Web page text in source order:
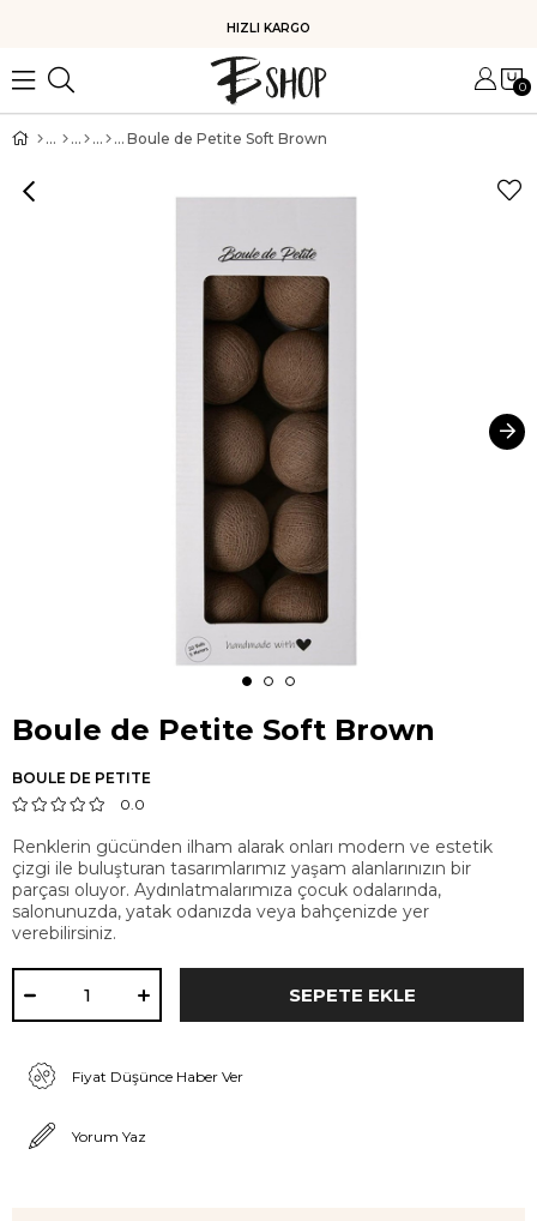
HIZLI KARGO
0
Boule de Petite Soft Brown
Boule de Petite Soft Brown
BOULE DE PETITE
0.0
Renklerin gücünden ilham alarak onları modern ve estetik
çizgi ile buluşturan tasarımlarımız yaşam alanlarınızın bir
parçası oluyor. Aydınlatmalarımıza çocuk odalarında,
salonunuzda, yatak odanızda veya bahçenizde yer
verebilirsiniz.
Fiyat Düşünce Haber Ver
Yorum Yaz